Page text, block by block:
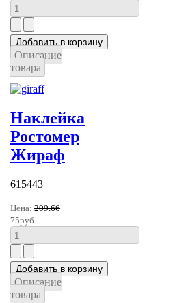
Описание
товара
Наклейка
Ростомер
Жираф
615443
Цена: 209.66
75руб.
Описание
товара